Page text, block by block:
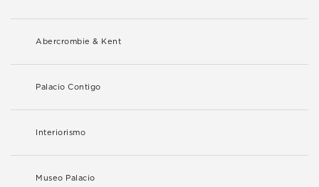
Abercrombie & Kent
Palacio Contigo
Interiorismo
Museo Palacio